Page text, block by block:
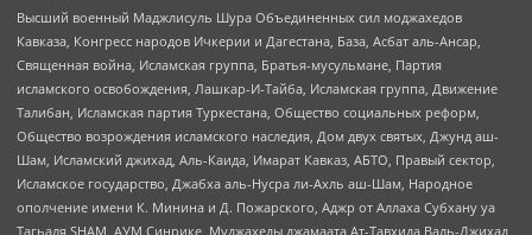
Высший военный Маджлисуль Шура Объединенных сил моджахедов
Кавказа, Конгресс народов Ичкерии и Дагестана, База, Асбат аль-Ансар,
Священная война, Исламская группа, Братья-мусульмане, Партия
исламского освобождения, Лашкар-И-Тайба, Исламская группа, Движение
Талибан, Исламская партия Туркестана, Общество социальных реформ,
Общество возрождения исламского наследия, Дом двух святых, Джунд аш-
Шам, Исламский джихад, Аль-Каида, Имарат Кавказ, АБТО, Правый сектор,
Исламское государство, Джабха аль-Нусра ли-Ахль аш-Шам, Народное
ополчение имени К. Минина и Д. Пожарского, Аджр от Аллаха Субхану уа
Тагьаля SHAM, АУМ Синрике, Муджахеды джамаата Ат-Тавхида Валь-Джихад,